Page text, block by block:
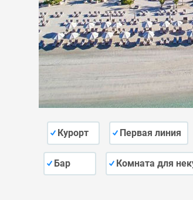
Курорт Первая линия
Бар Комната для